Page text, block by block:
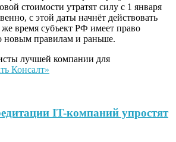
стоимости утратят силу с 1 января
с этой даты начнёт действовать
время субъект РФ имеет право
новым правилам и раньше.
лучшей компании для
Консалт»
IT-компаний упростят